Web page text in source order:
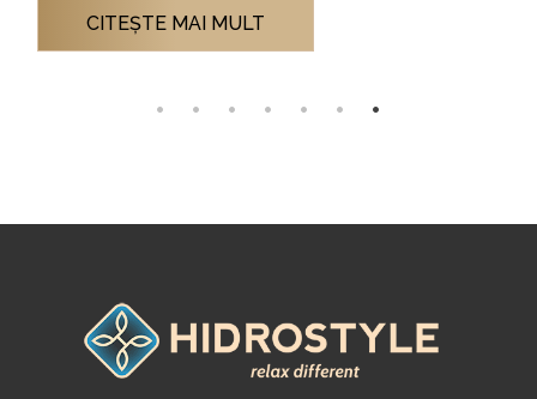
CITEŞTE MAI MULT